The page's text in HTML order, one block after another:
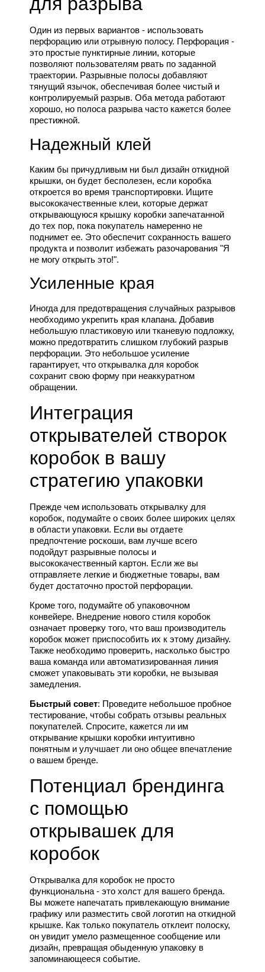
Один из первых вариантов - использовать
перфорацию или отрывную полосу. Перфорация -
это простые пунктирные линии, которые
позволяют пользователям рвать по заданной
траектории. Разрывные полосы добавляют
тянущий язычок, обеспечивая более чистый и
контролируемый разрыв. Оба метода работают
хорошо, но полоса разрыва часто кажется более
престижной.
Надежный клей
Каким бы причудливым ни был дизайн откидной
крышки, он будет бесполезен, если коробка
откроется во время транспортировки. Ищите
высококачественные клеи, которые держат
открывающуюся крышку коробки запечатанной
до тех пор, пока покупатель намеренно не
поднимет ее. Это обеспечит сохранность вашего
продукта и позволит избежать разочарования "Я
не могу открыть это!".
Усиленные края
Иногда для предотвращения случайных разрывов
необходимо укрепить края клапана. Добавив
небольшую пластиковую или тканевую подложку,
можно предотвратить слишком глубокий разрыв
перфорации. Это небольшое усиление
гарантирует, что открывалка для коробок
сохранит свою форму при неаккуратном
обращении.
Интеграция
открывателей створок
коробок в вашу
стратегию упаковки
Прежде чем использовать открывалку для
коробок, подумайте о своих более широких целях
в области упаковки. Если вы отдаете
предпочтение роскоши, вам лучше всего
подойдут разрывные полосы и
высококачественный картон. Если же вы
отправляете легкие и бюджетные товары, вам
будет достаточно простой перфорации.
Кроме того, подумайте об упаковочном
конвейере. Внедрение нового стиля коробок
означает проверку того, что ваш производитель
коробок может приспособить их к этому дизайну.
Также необходимо проверить, насколько быстро
ваша команда или автоматизированная линия
сможет упаковывать эти коробки, не вызывая
замедления.
Быстрый совет: Проведите небольшое пробное
тестирование, чтобы собрать отзывы реальных
покупателей. Спросите, кажется ли им
открывание крышки коробки интуитивно
понятным и улучшает ли оно общее впечатление
о вашем бренде.
Потенциал брендинга
с помощью
открывашек для
коробок
Открывалка для коробок не просто
функциональна - это холст для вашего бренда.
Вы можете напечатать привлекающую внимание
графику или разместить свой логотип на откидной
крышке. Как только покупатель отклеит полоску,
он увидит умело размещенное сообщение или
дизайн, превращая обыденную упаковку в
запоминающееся событие.